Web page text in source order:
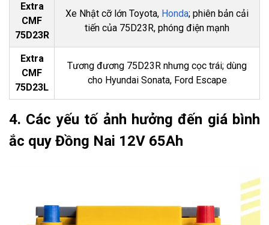
Extra
CMF
75D23R
Xe Nhật cỡ lớn Toyota, Honda; phiên bản cải
tiến của 75D23R, phóng điện mạnh
Extra
CMF
75D23L
Tương đương 75D23R nhưng cọc trái; dùng
cho Hyundai Sonata, Ford Escape
4. Các yếu tố ảnh hưởng đến giá bình
ắc quy Đồng Nai 12V 65Ah